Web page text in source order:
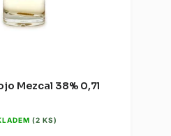
Mezcal 38% 0,7l
(2 KS)